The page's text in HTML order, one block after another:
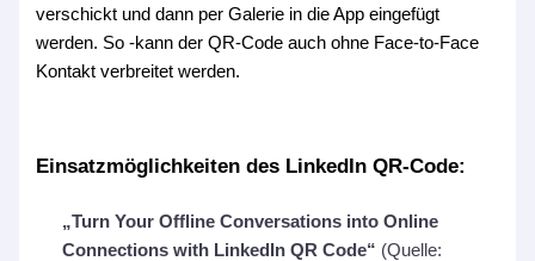
verschickt und dann per Galerie in die App eingefügt
werden. So -kann der QR-Code auch ohne Face-to-Face
Kontakt verbreitet werden.
Einsatzmöglichkeiten des LinkedIn QR-Code:
„Turn Your Offline Conversations into Online
Connections with LinkedIn QR Code“ (Quelle: